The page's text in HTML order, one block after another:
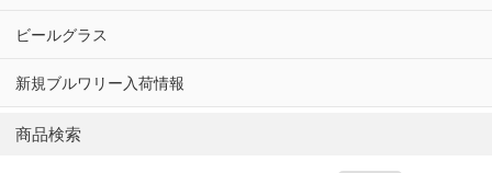
ビールグラス
新規ブルワリー入荷情報
商品検索